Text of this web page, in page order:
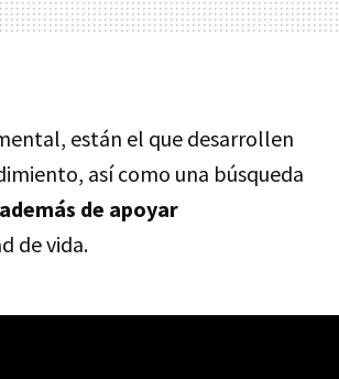
están el que desarrollen
así como una búsqueda
además de apoyar
de vida.